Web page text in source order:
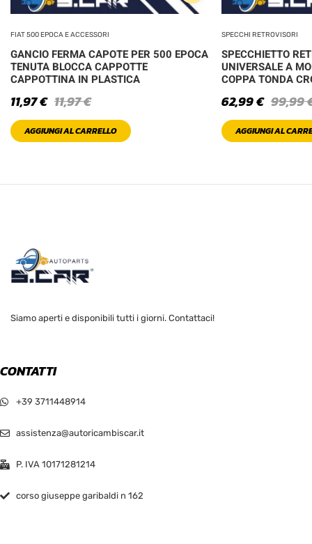
FIAT 500 EPOCA E ACCESSORI
GANCIO FERMA CAPOTE PER 500 EPOCA
TENUTA BLOCCA CAPPOTTE
CAPPOTTINA IN PLASTICA
11,97€
11,97€
AGGIUNGI AL CARRELLO
SPECCHI RETROVISORI
SPECCHIETTO
UNIVERSALE A
COPPA TONDA
99,99
62,99€
AGGIUNGI AL
Siamo aperti e disponibili tutti i giorni. Contattaci!
CONTATTI
+39 3711448914
assistenza@autoricambiscar.it
P. IVA 10171281214
corso giuseppe garibaldi n 162